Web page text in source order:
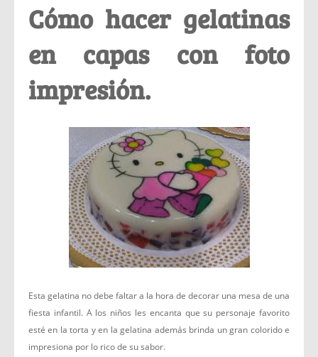
Cómo hacer gelatinas
en capas con foto
impresión.
Esta gelatina no debe faltar a la hora de decorar una mesa de una
fiesta infantil. A los niños les encanta que su personaje favorito
esté en la torta y en la gelatina además brinda un gran colorido e
impresiona por lo rico de su sabor.